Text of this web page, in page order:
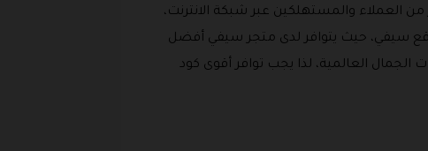
العملاء والمستهلكين عبر شبكة الانترنت،
سيفي، حيث يتوافر لدى متجر سيفي أفضل
العالمية، لذا يجب توافر أقوى كود